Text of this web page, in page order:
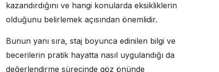
kazandırdığını ve hangi konularda eksikliklerin
olduğunu belirlemek açısından önemlidir.
Bunun yanı sıra, staj boyunca edinilen bilgi ve
becerilerin pratik hayatta nasıl uygulandığı da
değerlendirme sürecinde göz önünde